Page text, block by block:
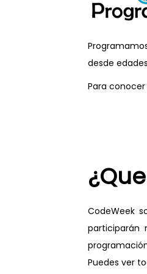
desde
Para
CodeWeek
participarán
Puedes ver